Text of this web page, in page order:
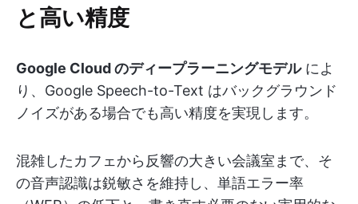
と高い精度
Google Cloud のディープラーニングモデルによ
り、Google Speech-to-Text はバックグラウンド
ノイズがある場合でも高い精度を実現します。
混雑したカフェから反響の大きい会議室まで、そ
の音声認識は鋭敏さを維持し、単語エラー率